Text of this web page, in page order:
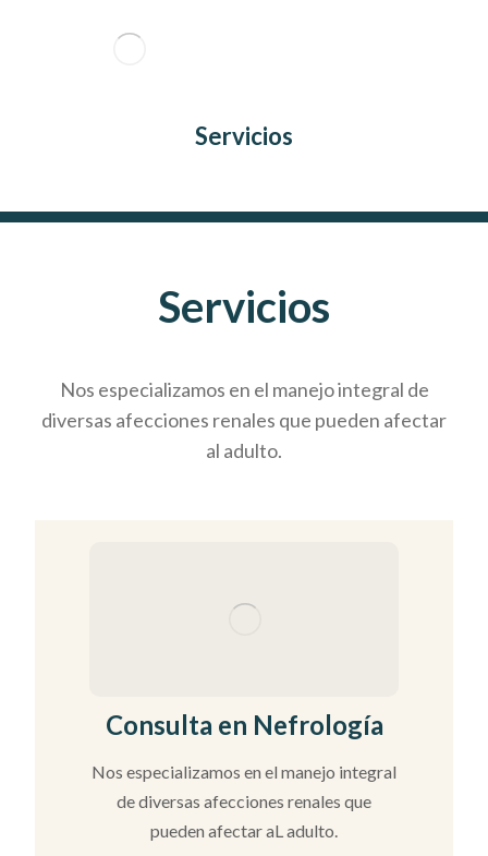
Servicios
Servicios
Nos especializamos en el manejo integral de
diversas afecciones renales que pueden afectar
al adulto.
Consulta en Nefrología
Nos especializamos en el manejo integral
de diversas afecciones renales que
pueden afectar aL adulto.